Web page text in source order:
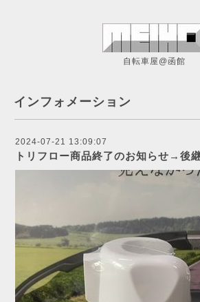
自転車屋@函館
インフォメーション
2024-07-21 13:09:07
トリフロー商品終了のお知らせ→後